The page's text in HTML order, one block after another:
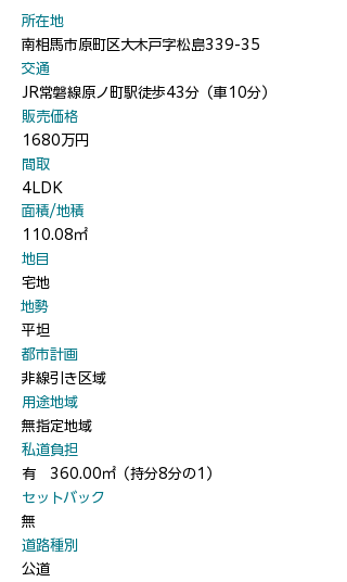
​所在地
南相馬市原町区大木戸字松島339-35
​交通
JR常磐線原ノ町駅徒歩43分（車10分）
​販売価格
1680万円
​間取
4LDK
​面積/地積
110.08㎡
​地目
宅地
​地勢
平坦
​都市計画
非線引き区域
​用途地域
無指定地域
​私道負担
有 360.00㎡（持分8分の1）
​セットバック
無
​道路種別
公道